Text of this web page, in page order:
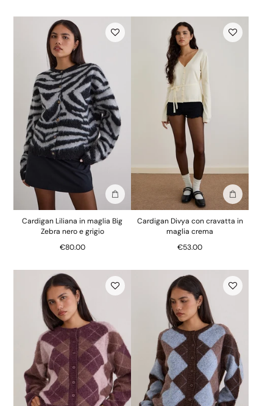
Aggiungi alla borsa
Cardigan Liliana in maglia Big
Zebra nero e grigio
€80.00
Aggiungi
Cardigan Divya con cravatta in
maglia crema
€53.00